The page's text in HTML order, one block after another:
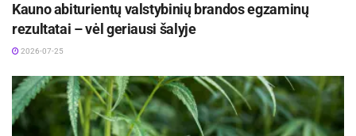
Kauno abiturientų valstybinių brandos egzaminų
rezultatai – vėl geriausi šalyje
2026-07-25